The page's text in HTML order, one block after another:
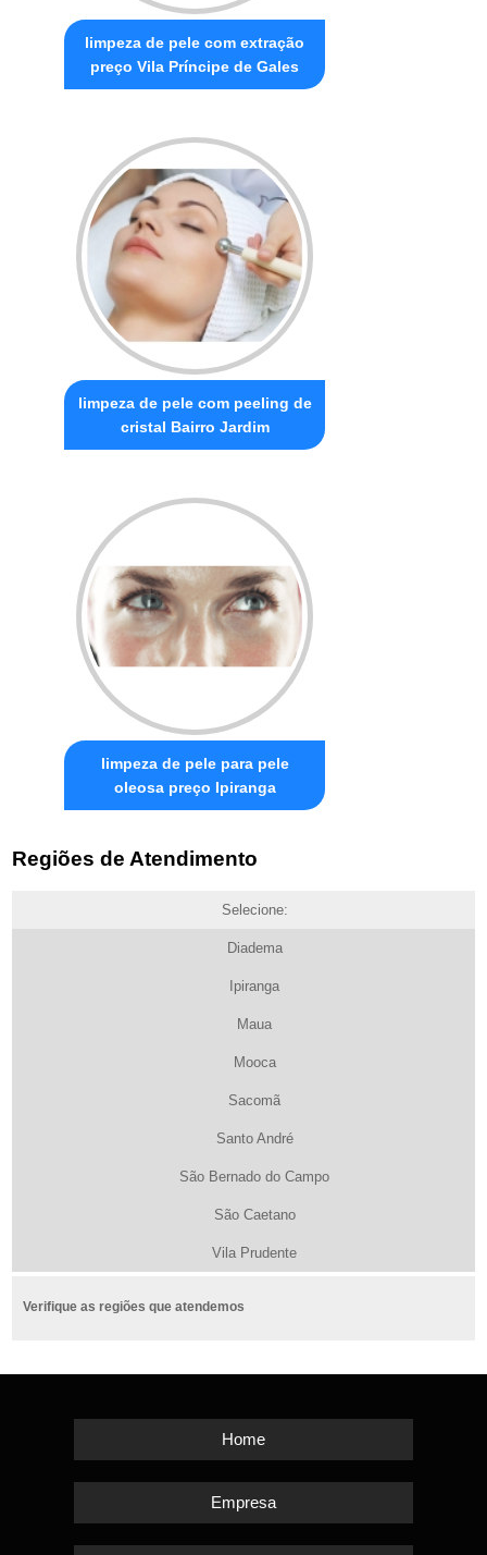
limpeza de pele com extração
preço Vila Príncipe de Gales
limpeza de pele com peeling de
cristal Bairro Jardim
limpeza de pele para pele
oleosa preço Ipiranga
Regiões de Atendimento
Selecione:
Diadema
Ipiranga
Maua
Mooca
Sacomã
Santo André
São Bernado do Campo
São Caetano
Vila Prudente
Verifique as regiões que atendemos
Home
Empresa